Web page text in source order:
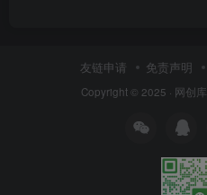
友链申请 免责声明
Copyright © 2025 · 网创库